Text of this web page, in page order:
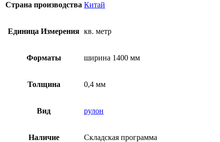
Страна производства Китай
Единица Измерения кв. метр
Форматы ширина 1400 мм
Толщина 0,4 мм
Вид рулон
Наличие Складская программа